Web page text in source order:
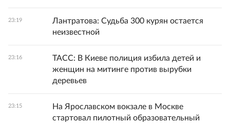
23:19
Лантратова: Судьба 300 курян остается
неизвестной
23:16
ТАСС: В Киеве полиция избила детей и
женщин на митинге против вырубки
деревьев
23:15
На Ярославском вокзале в Москве
стартовал пилотный образовательный